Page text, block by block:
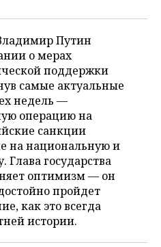
Путин
о мерах
поддержки
самые актуальные
недель —
операцию на
санкции
на национальную и
государства
оптимизм — он
пройдет
как это всегда
истории.